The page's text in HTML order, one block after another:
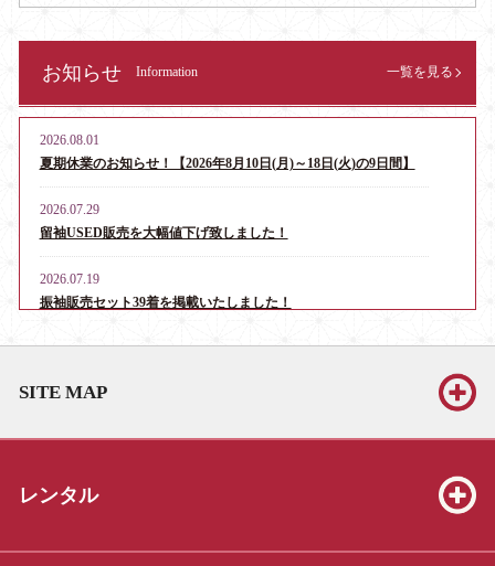
お知らせ Information 一覧を見る
2026.08.01
夏期休業のお知らせ！【2026年8月10日(月)～18日(火)の9日間】
2026.07.29
留袖USED販売を大幅値下げ致しました！
2026.07.19
振袖販売セット39着を掲載いたしました！
2026.06.13
した！
2026.06.13
2026.06.13
した！
SITE MAP
レンタル